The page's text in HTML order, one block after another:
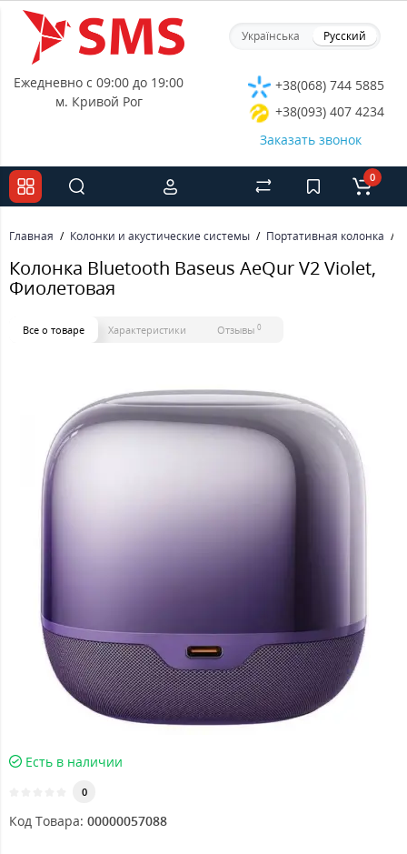
Українська Русский
Ежедневно с 09:00 до 19:00
м. Кривой Рог
+38(068) 744 5885
+38(093) 407 4234
Заказать звонок
0
Главная Колонки и акустические системы Портативная колонка
Колонка Bluetooth Baseus AeQur V2 Violet,
Фиолетовая
Все о товаре Характеристики Отзывы 0
Есть в наличии
0
Код Товара: 00000057088